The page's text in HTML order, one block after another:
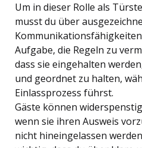
Um in dieser Rolle als
musst du über
Aufgabe, die Regeln zu
dass sie eingehalten
und geordnet zu halten,
Einlassprozess führst.
Gäste können
wenn sie ihren Ausweis
nicht hineingelassen